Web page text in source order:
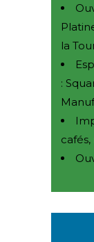
la
: